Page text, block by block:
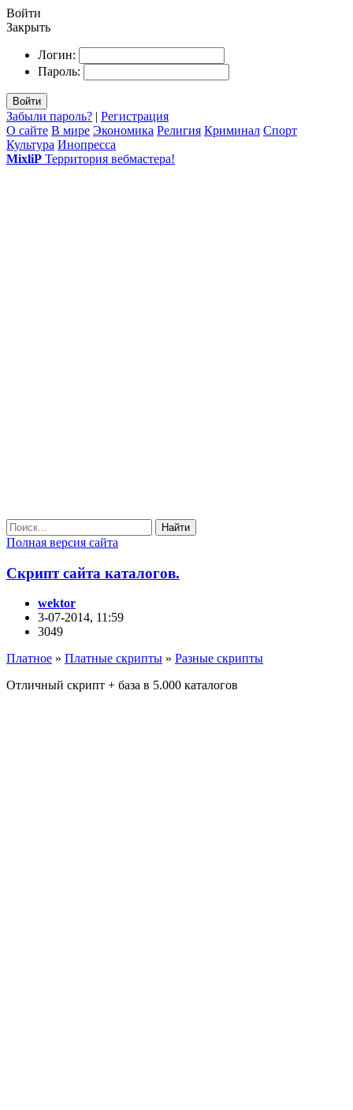
Войти
Закрыть
Логин:
Пароль:
Войти
Забыли пароль? | Регистрация
О сайте В мире Экономика Религия Криминал Спорт
Культура Инопресса
MixliP Территория вебмастера!
Найти
Полная версия сайта
Скрипт сайта каталогов.
wektor
3-07-2014, 11:59
3049
Платное » Платные скрипты » Разные скрипты
Отличный скрипт + база в 5.000 каталогов